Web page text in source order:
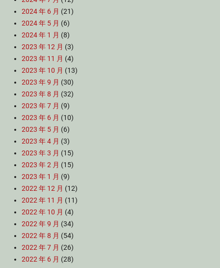
2024 年 6 月 (21)
2024 年 5 月 (6)
2024 年 1 月 (8)
2023 年 12 月 (3)
2023 年 11 月 (4)
2023 年 10 月 (13)
2023 年 9 月 (30)
2023 年 8 月 (32)
2023 年 7 月 (9)
2023 年 6 月 (10)
2023 年 5 月 (6)
2023 年 4 月 (3)
2023 年 3 月 (15)
2023 年 2 月 (15)
2023 年 1 月 (9)
2022 年 12 月 (12)
2022 年 11 月 (11)
2022 年 10 月 (4)
2022 年 9 月 (34)
2022 年 8 月 (54)
2022 年 7 月 (26)
2022 年 6 月 (28)